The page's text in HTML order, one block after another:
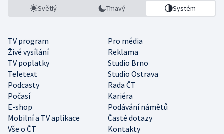
Světlý Tmavý Systém
TV program
Pro média
Živé vysílání
Reklama
TV poplatky
Studio Brno
Teletext
Studio Ostrava
Podcasty
Rada ČT
Počasí
Kariéra
E-shop
Podávání námětů
Mobilní a TV aplikace
Časté dotazy
Vše o ČT
Kontakty